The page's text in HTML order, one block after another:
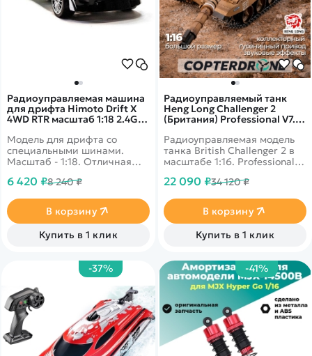
Радиоуправляемая машина
для дрифта Himoto Drift X
4WD RTR масштаб 1:18 2.4G -
Модель для дрифта со
специальными шинами.
Масштаб - 1:18. Отличная
маневренность. Цвет -
6 420 ₽8 240 ₽
В корзину
Купить в 1 клик
Радиоуправляемый танк
Heng Long Challenger 2
(Британия) Professional V7.0
V7.0
Радиоуправляемая модель
танка British Challenger 2 в
масштабе 1:16. Professional
пневмо- и ИК-пушка,
система, редуктор,
металлические гусеницы,
металлические ведущие
колеса, металлические
управления 2.4GHz версии
7.0.
22 090 ₽34 120 ₽
В корзину
Купить в 1 клик
-37% -41%